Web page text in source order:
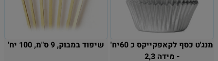
מנג'ט כסף לקאפקייקס כ 60יח'
- מידה 2,3
שיפוד במבוק, 9 ס"מ, 100 יח'